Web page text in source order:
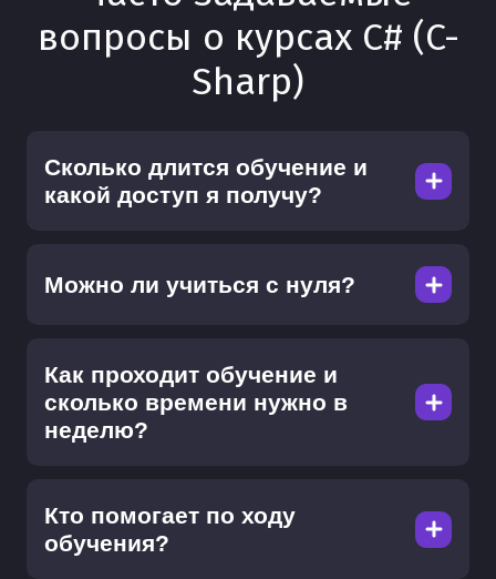
вопросы о курсах C# (C-
Sharp)
Сколько длится обучение и
какой доступ я получу?
Можно ли учиться с нуля?
Как проходит обучение и
сколько времени нужно в
неделю?
Кто помогает по ходу
обучения?